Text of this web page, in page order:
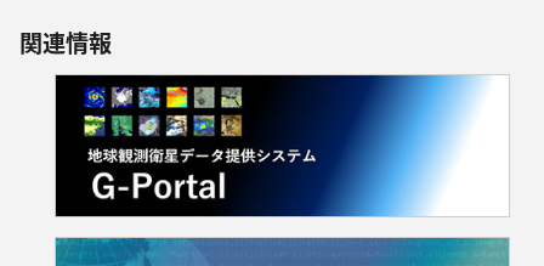
関連情報